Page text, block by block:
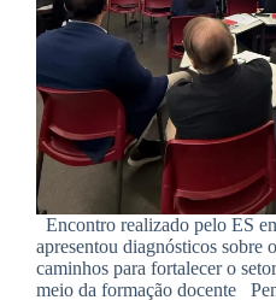
Encontro realizado pelo ES
apresentou diagnósticos sobre
caminhos para fortalecer o
meio da formação docente